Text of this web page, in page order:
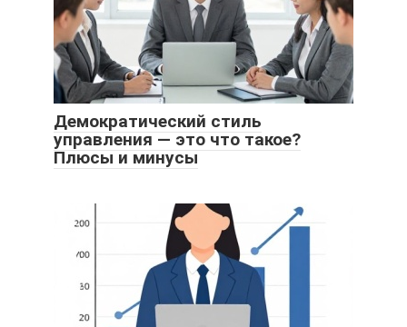
Демократический стиль
управления — это что такое?
Плюсы и минусы